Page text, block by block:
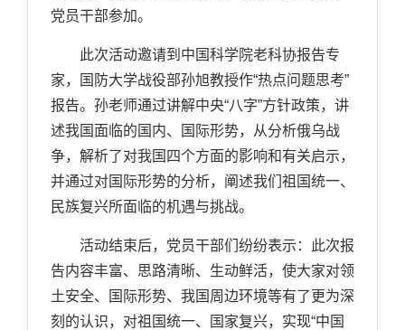
党员干部参加。
此次活动邀请到中国科学院老科协报告专
家，国防大学战役部孙旭教授作“热点问题思考”
报告。孙老师通过讲解中央“八字”方针政策，讲
述我国面临的国内、国际形势，从分析俄乌战
争，解析了对我国四个方面的影响和有关启示，
并通过对国际形势的分析，阐述我们祖国统一、
民族复兴所面临的机遇与挑战。
活动结束后，党员干部们纷纷表示：此次报
告内容丰富、思路清晰、生动鲜活，使大家对领
土安全、国际形势、我国周边环境等有了更为深
刻的认识，对祖国统一、国家复兴，实现“中国